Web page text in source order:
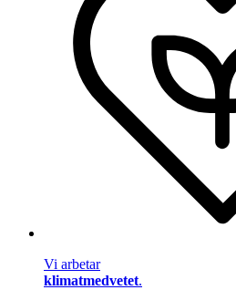
Vi arbetar
klimatmedvetet.